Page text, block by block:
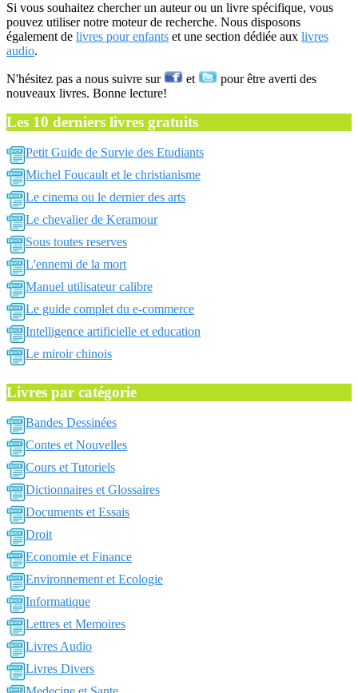
Si vous souhaitez chercher un auteur ou un livre spécifique, vous
pouvez utiliser notre moteur de recherche. Nous disposons
également de livres pour enfants et une section dédiée aux livres
audio.
N'hésitez pas a nous suivre sur et
pour être averti des
nouveaux livres. Bonne lecture!
Les 10 derniers livres gratuits
Petit Guide de Survie des Etudiants
Michel Foucault et le christianisme
Le cinema ou le dernier des arts
Le chevalier de Keramour
Sous toutes reserves
L'ennemi de la mort
Manuel utilisateur calibre
Le guide complet du e-commerce
Intelligence artificielle et education
Le miroir chinois
Livres par catégorie
Bandes Dessinées
Contes et Nouvelles
Cours et Tutoriels
Dictionnaires et Glossaires
Documents et Essais
Droit
Economie et Finance
Environnement et Ecologie
Informatique
Lettres et Memoires
Livres Audio
Livres Divers